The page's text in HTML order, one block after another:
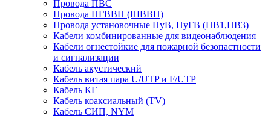
Провода ПВС
Провода ПГВВП (ШВВП)
Провода установочные ПуВ, ПуГВ (ПВ1,ПВ3)
Кабели комбинированные для видеонаблюдения
Кабели огнестойкие для пожарной безопастности
и сигнализации
Кабель акустический
Кабель витая пара U/UTP и F/UTP
Кабель КГ
Кабель коаксиальный (TV)
Кабель СИП, NYM